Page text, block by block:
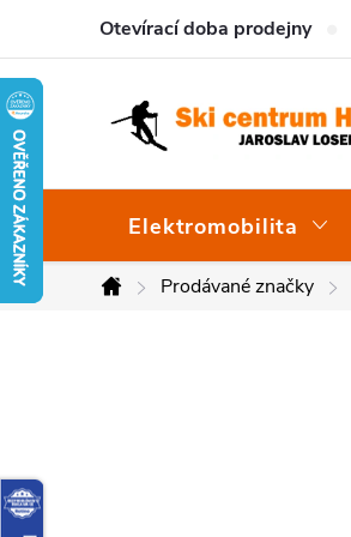
obsah
Otevírací doba prodejny
Elektromobilita
DomůProdávané značky